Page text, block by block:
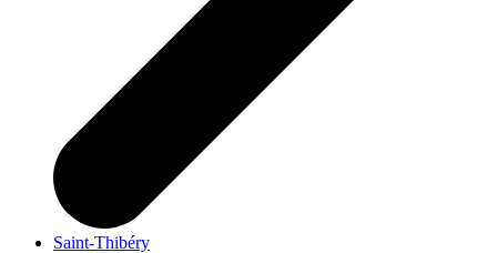
Saint-Thibéry